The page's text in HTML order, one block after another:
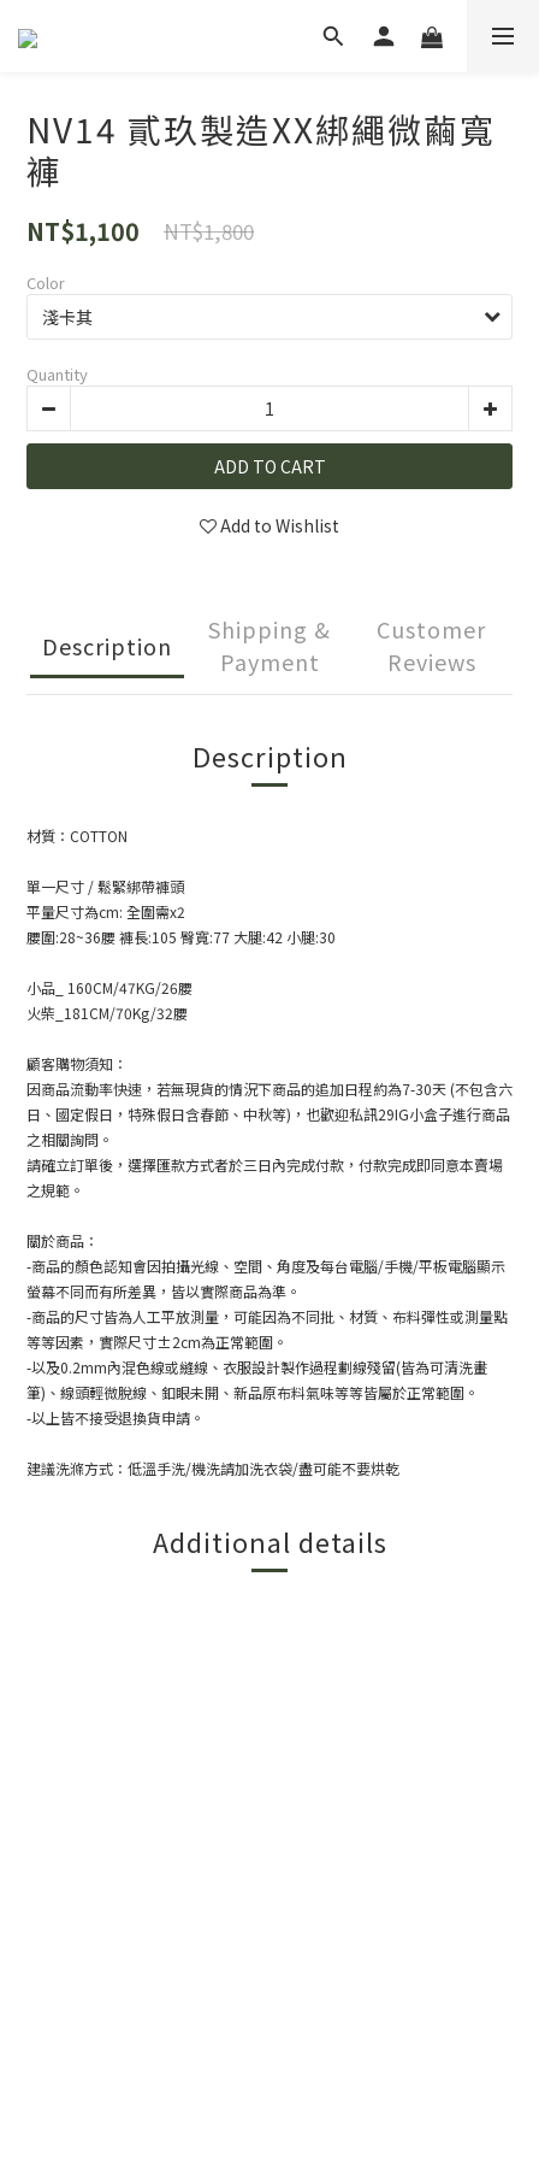
NV14 貳玖製造XX綁繩微繭寬
褲
NT$1,100 NT$1,800
Color
Quantity
ADD TO CART
Add to Wishlist
Description
Shipping &
Payment
Customer
Reviews
Description
材質：COTTON
單一尺寸 / 鬆緊綁帶褲頭
平量尺寸為cm: 全圍需x2
腰圍:28~36腰褲長:105 臀寬:77 大腿:42 小腿:30
小品 _ 160CM/47KG/26腰
火柴 _181CM/70Kg/32腰
顧客購物須知：
因商品流動率快速，若無現貨的情況下商品的追加日程約為7-30天 (不包含六
日、國定假日，特殊假日含春節、中秋等) ，也歡迎私訊29IG小盒子進行商品
之相關詢問。
請確立訂單後，選擇匯款方式者於三日內完成付款，付款完成即同意本賣場
之規範。
關於商品：
-商品的顏色認知會因拍攝光線、空間、角度及每台電腦/手機/平板電腦顯示
螢幕不同而有所差異，皆以實際商品為準。
-商品的尺寸皆為人工平放測量，可能因為不同批、材質、布料彈性或測量點
等等因素，實際尺寸±2cm為正常範圍。
-以及0.2mm內混色線或縫線、衣服設計製作過程劃線殘留(皆為可清洗畫
筆) 、線頭輕微脫線、釦眼未開、新品原布料氣味等等皆屬於正常範圍。
-以上皆不接受退換貨申請。
建議洗滌方式：低溫手洗/機洗請加洗衣袋/盡可能不要烘乾
Additional details